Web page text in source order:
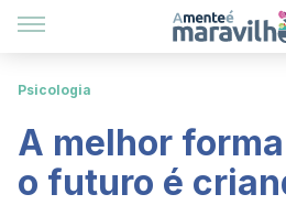
Psicologia
A melhor
o futuro é